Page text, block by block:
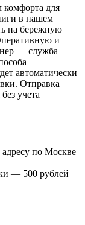
комфорта для
в нашем
на бережную
и
— служба
автоматически
Отправка
учета
по Москве
— 500 рублей